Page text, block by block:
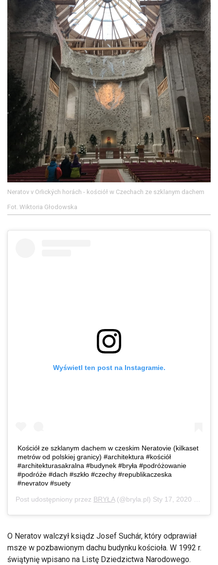
Neratov v Orlických horách - kościół w Czechach ze szklanym dachem
Fot. Wiktoria Głodowska
Wyświetl ten post na Instagramie.
Kościół ze szklanym dachem w czeskim Neratovie (kilkaset
metrów od polskiej granicy) #architektura #kościół
#architekturasakralna #budynek #bryła #podróżowanie
#podróże #dach #szkło #czechy #republikaczeska
#nevratov #suety
Post udostępniony przez BRYŁA(@bryla.pl) Sty 17, 2020 o 3:30 PST
O Neratov walczył ksiądz Josef Suchár, który odprawiał
msze w pozbawionym dachu budynku kościoła. W 1992 r.
świątynię wpisano na Listę Dziedzictwa Narodowego.